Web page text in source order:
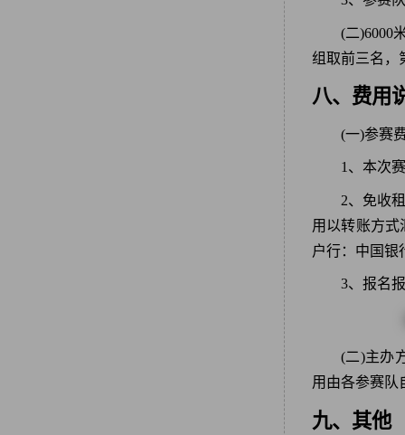
(二)6000
组取前三名，
八、费用
(一)参赛
1、本次
2、免收
用以转账方式
户行：中国银
3、报名
(二)主办
用由各参赛队
九、其他